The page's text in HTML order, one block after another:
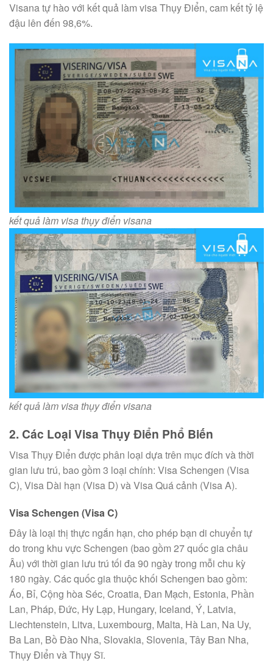
Visana tự hào với kết quả làm visa Thụy Điển, cam kết tỷ lệ
đậu lên đến 98,6%.
kết quả làm visa thụy điển visana
kết quả làm visa thụy điển visana
2. Các Loại Visa Thụy Điển Phổ Biến
Visa Thụy Điển được phân loại dựa trên mục đích và thời
gian lưu trú, bao gồm 3 loại chính: Visa Schengen (Visa
C), Visa Dài hạn (Visa D) và Visa Quá cảnh (Visa A).
Visa Schengen (Visa C)
Đây là loại thị thực ngắn hạn, cho phép bạn di chuyển tự
do trong khu vực Schengen (bao gồm 27 quốc gia châu
Âu) với thời gian lưu trú tối đa 90 ngày trong mỗi chu kỳ
180 ngày. Các quốc gia thuộc khối Schengen bao gồm:
Áo, Bỉ, Cộng hòa Séc, Croatia, Đan Mạch, Estonia, Phần
Lan, Pháp, Đức, Hy Lạp, Hungary, Iceland, Ý, Latvia,
Liechtenstein, Litva, Luxembourg, Malta, Hà Lan, Na Uy,
Ba Lan, Bồ Đào Nha, Slovakia, Slovenia, Tây Ban Nha,
Thụy Điển và Thụy Sĩ.